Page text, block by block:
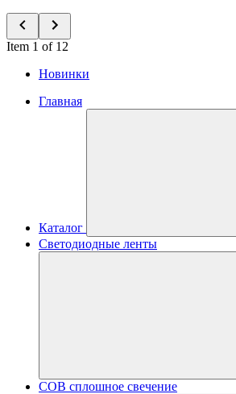
Item 1 of 12
Новинки
Главная
Каталог
Светодиодные ленты
COB сплошное свечение